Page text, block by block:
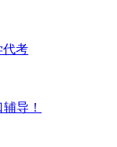
代考
导！